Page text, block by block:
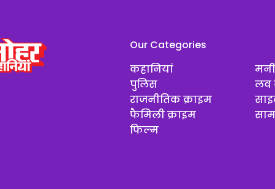
Our Categories
कहानियां
पुलिस
राजनीतिक क्राइम
फैमिली क्राइम
फिल्म
मनी
लव